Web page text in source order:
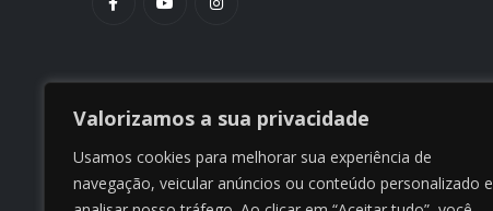
Valorizamos a sua privacidade
Usamos cookies para melhorar sua experiência de
navegação, veicular anúncios ou conteúdo personalizado e